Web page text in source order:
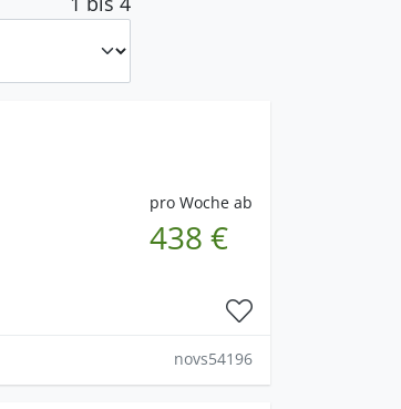
pro Woche ab
438 €
novs54196